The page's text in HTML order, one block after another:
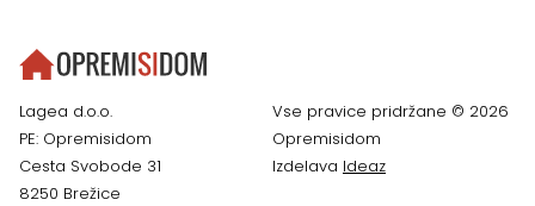
Lagea d.o.o.
PE: Opremisidom
Cesta Svobode 31
8250 Brežice
Vse pravice pridržane © 2026
Opremisidom
Izdelava Ideaz